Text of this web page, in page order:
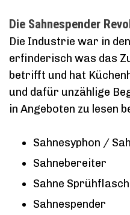
Die Sahnespender
Die Industrie war in
erfinderisch was das
betrifft und hat
und dafür unzählige
in Angeboten zu lesen
Sahnesyphon /
Sahnebereiter
Sahne
Sahnespender